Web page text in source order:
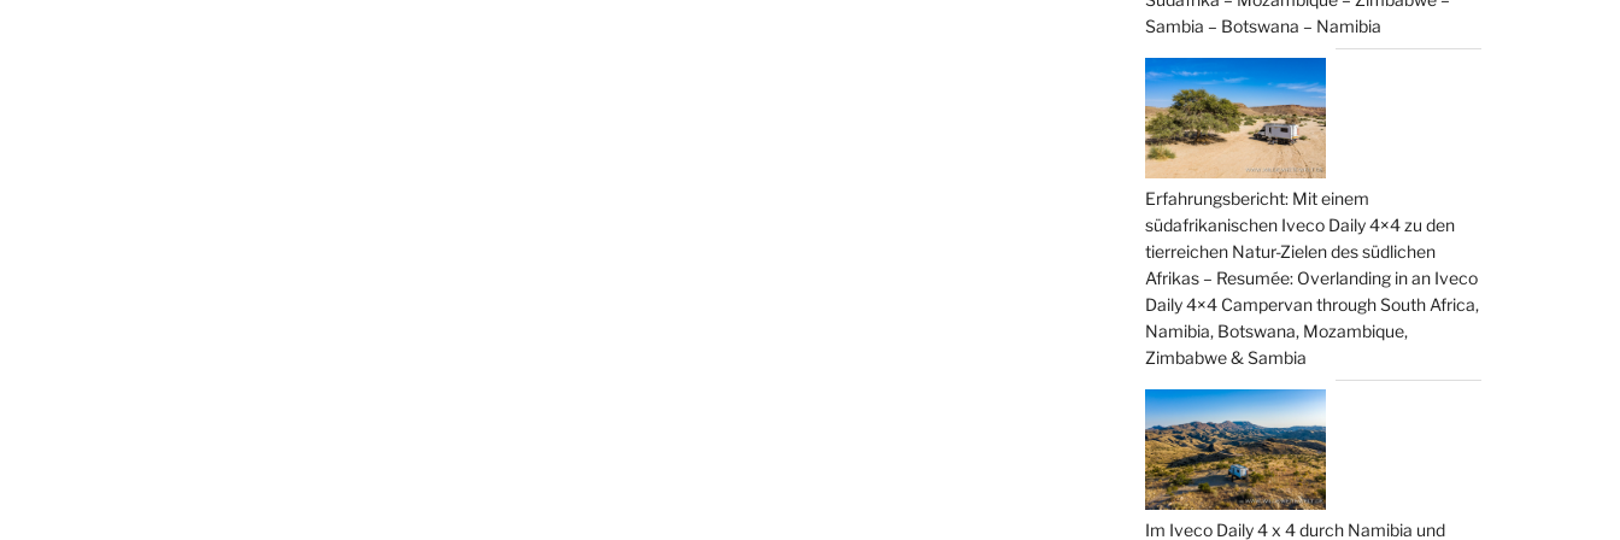
Sambia – Botswana – Namibia
Erfahrungsbericht: Mit einem
südafrikanischen Iveco Daily 4×4 zu den
tierreichen Natur-Zielen des südlichen
Afrikas – Resumée: Overlanding in an Iveco
Daily 4×4 Campervan through South Africa,
Namibia, Botswana, Mozambique,
Zimbabwe & Sambia
Im Iveco Daily 4 x 4 durch Namibia und